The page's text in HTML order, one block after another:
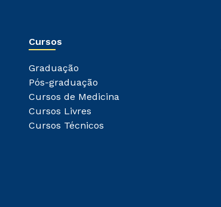
Cursos
Graduação
Pós-graduação
Cursos de Medicina
Cursos Livres
Cursos Técnicos